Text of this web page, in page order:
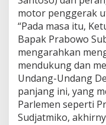
motor penggerak
“Pada masa itu,
Bapak Prabowo
mengarahkan
mendukung dan
Undang-Undang
panjang ini, yang
Parlemen seperti
Sudjatmiko,